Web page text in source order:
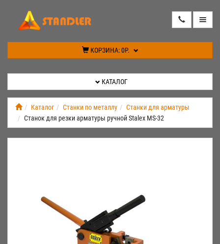
КОРЗИНА:0Р.
СПЕЦПРЕДЛОЖЕНИЕ
КАТАЛОГ
Каталог Станки по металлу
Станки для арматуры
Станок для резки арматуры ручной Stalex MS-32